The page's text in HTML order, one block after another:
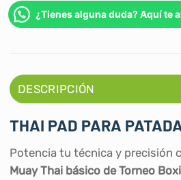
¿Tienes alguna duda? Aquí te
DESCRIPCIÓN
THAI PAD PARA
Potencia tu técnica y precisión
Muay Thai básico de Torneo